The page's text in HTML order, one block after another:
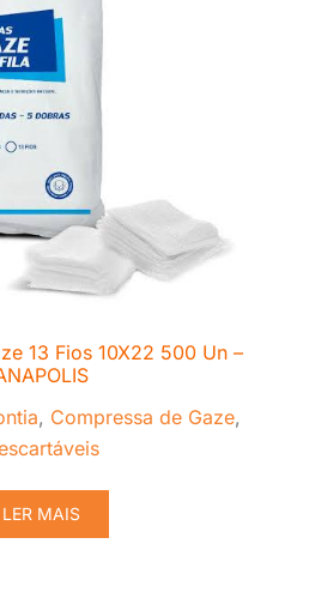
13 Fios 10X22 500 Un –
, Compressa de Gaze,
LER MAIS